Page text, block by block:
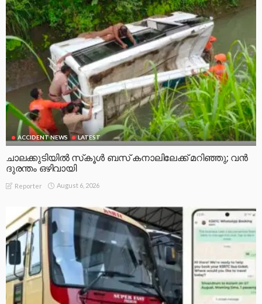
ACCIDENT NEWS LATEST
ചാലക്കുടിയിൽ സ്‌കൂൾ ബസ് കനാലിലേക്ക് മറിഞ്ഞു; വൻ
ദുരന്തം ഒഴിവായി
Reporter August 6, 2026